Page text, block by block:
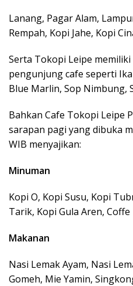
Lanang, Pagar Alam,
Rempah, Kopi Jahe, Kopi
Serta Tokopi Leipe
pengunjung cafe seperti
Blue Marlin, Sop Nimbung,
Bahkan Cafe Tokopi Leipe
sarapan pagi yang dibuka
WIB menyajikan:
Minuman
Kopi O, Kopi Susu, Kopi
Tarik, Kopi Gula Aren,
Makanan
Nasi Lemak Ayam, Nasi
Gomeh, Mie Yamin,